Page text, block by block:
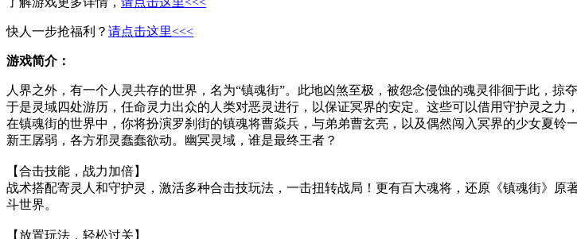
快人一步抢福利？ 请点击这里<<<
游戏简介：
人界之外，有一个人灵共存的世界，名为“镇魂街”。此地凶煞至极，被怨念侵蚀的魂灵徘徊于此，掠
于是灵域四处游历，任命灵力出众的人类对恶灵进行，以保证冥界的安定。这些可以借用守护灵之
在镇魂街的世界中，你将扮演罗刹街的镇魂将曹焱兵，与弟弟曹玄亮，以及偶然闯入冥界的少女夏铃
新王孱弱，各方邪灵蠢蠢欲动。幽冥灵域，谁是最终王者？
【合击技能，战力加倍】
战术搭配寄灵人和守护灵，激活多种合击技玩法，一击扭转战局！更有百大魂将，还原《镇魂街》
斗世界。
【放置玩法，轻松过关】